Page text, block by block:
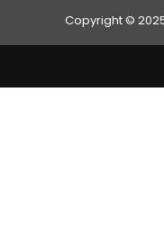
Copyright © 2025